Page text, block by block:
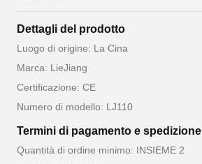
Dettagli del prodotto
Luogo di origine: La Cina
Marca: LieJiang
Certificazione: CE
Numero di modello: LJ110
Termini di pagamento e spedizione
Quantità di ordine minimo: INSIEME 2